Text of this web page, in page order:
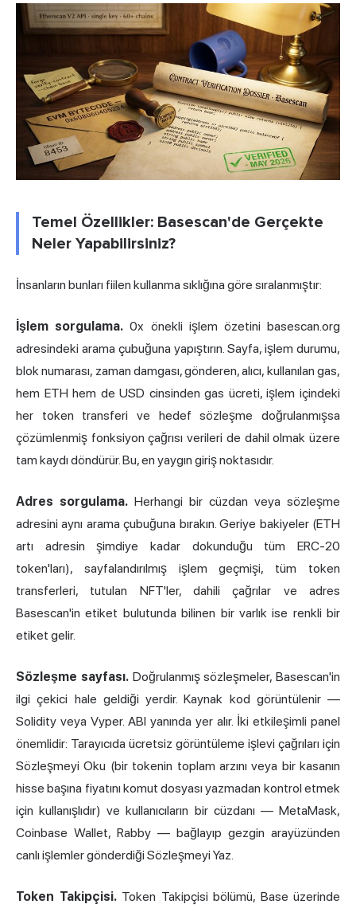
Temel Özellikler: Basescan'de Gerçekte
Neler Yapabilirsiniz?
İnsanların bunları fiilen kullanma sıklığına göre sıralanmıştır:
İşlem sorgulama. 0x önekli işlem özetini basescan.org
adresindeki arama çubuğuna yapıştırın. Sayfa, işlem durumu,
blok numarası, zaman damgası, gönderen, alıcı, kullanılan gas,
hem ETH hem de USD cinsinden gas ücreti, işlem içindeki
her token transferi ve hedef sözleşme doğrulanmışsa
çözümlenmiş fonksiyon çağrısı verileri de dahil olmak üzere
tam kaydı döndürür. Bu, en yaygın giriş noktasıdır.
Adres sorgulama. Herhangi bir cüzdan veya sözleşme
adresini aynı arama çubuğuna bırakın. Geriye bakiyeler (ETH
artı adresin şimdiye kadar dokunduğu tüm ERC-20
token'ları), sayfalandırılmış işlem geçmişi, tüm token
transferleri, tutulan NFT'ler, dahili çağrılar ve adres
Basescan'in etiket bulutunda bilinen bir varlık ise renkli bir
etiket gelir.
Sözleşme sayfası.Doğrulanmış sözleşmeler, Basescan'in
ilgi çekici hale geldiği yerdir. Kaynak kod görüntülenir —
Solidity veya Vyper. ABI yanında yer alır. İki etkileşimli panel
önemlidir: Tarayıcıda ücretsiz görüntüleme işlevi çağrıları için
Sözleşmeyi Oku (bir tokenin toplam arzını veya bir kasanın
hisse başına fiyatını komut dosyası yazmadan kontrol etmek
için kullanışlıdır) ve kullanıcıların bir cüzdanı — MetaMask,
Coinbase Wallet, Rabby — bağlayıp gezgin arayüzünden
canlı işlemler gönderdiği Sözleşmeyi Yaz.
Token Takipçisi.Token Takipçisi bölümü, Base üzerinde